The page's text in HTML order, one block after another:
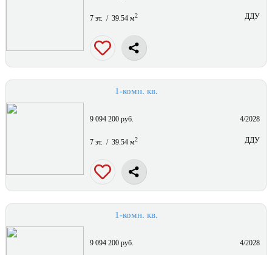
7 эт. / 39.54 м2 ДДУ
1-комн. кв.
9 094 200 руб. 4/2028
7 эт. / 39.54 м2 ДДУ
1-комн. кв.
9 094 200 руб. 4/2028